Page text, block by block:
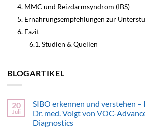
MMC und Reizdarmsyndrom (IBS)
Ernährungsempfehlungen zur
Fazit
Studien & Quellen
BLOGARTIKEL
20
Juli
SIBO erkennen und verstehen
Dr. med. Voigt von VOC-
Diagnostics